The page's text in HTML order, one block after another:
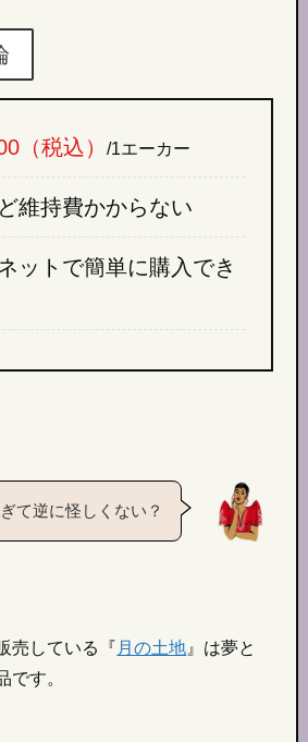
（税込）/1エーカー
維持費かからない
ットで簡単に購入でき
て逆に怪しくない？
売している『 月の土地 』は夢と
です。